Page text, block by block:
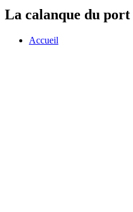
La calanque du
Accueil